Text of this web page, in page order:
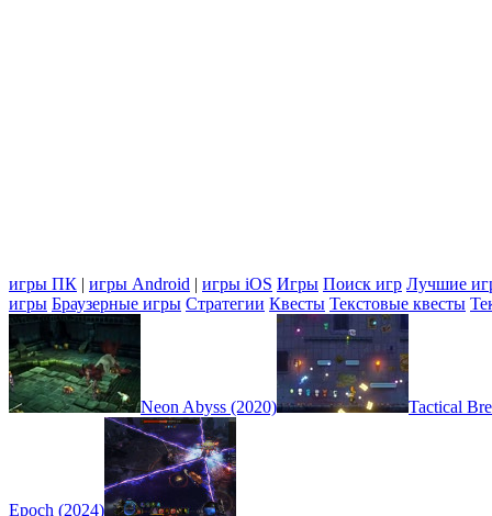
игры ПК | игры Android | игры iOS Игры Поиск игр Лучшие
игры Браузерные игры Стратегии Квесты Текстовые квесты
Neon Abyss (2020) Tactical
Epoch (2024)